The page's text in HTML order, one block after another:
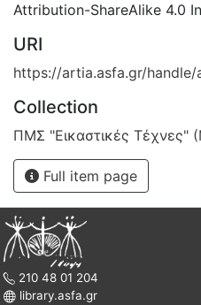
Attribution-ShareAlike 4.0
URI
https://artia.asfa.gr/
Collection
ΠΜΣ "Εικαστικές Τέχνες"
Full item page
210 48 01 204
library.asfa.gr